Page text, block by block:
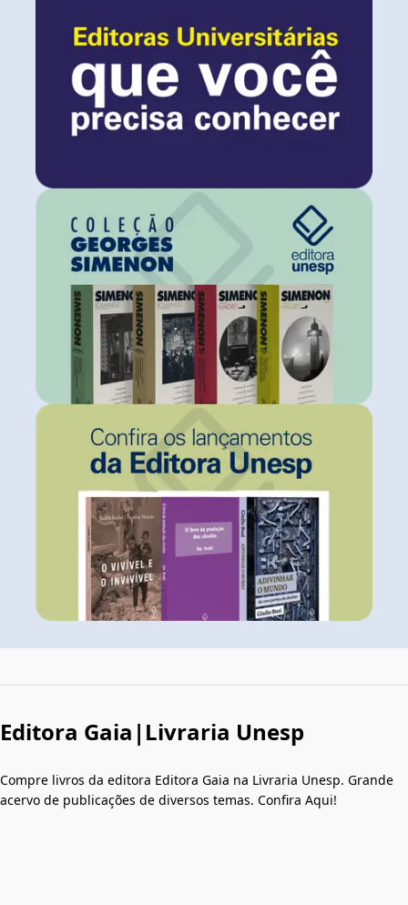
Editora Gaia|Livraria Unesp
Compre livros da editora Editora Gaia na Livraria Unesp. Grande
acervo de publicações de diversos temas. Confira Aqui!